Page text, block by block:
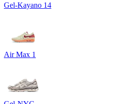
Gel-Kayano 14
Air Max 1